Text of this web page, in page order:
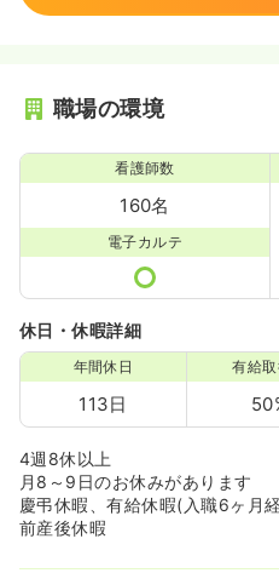
職場の環境
看護師数
160名
電子カルテ
休日・休暇詳細
年間休日
113日
有給
4週8休以上
月8～9日のお休みがあります
慶弔休暇、有給休暇(入職6ヶ月
前産後休暇